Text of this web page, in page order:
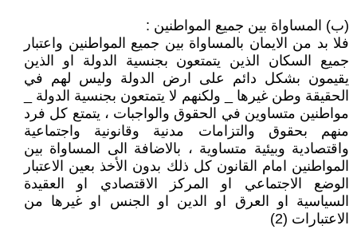
(ب) المساواة بين جميع المواطنين :
فلا بد من الايمان بالمساواة بين جميع المواطنين واعتبار
جميع السكان الذين يتمتعون بجنسية الدولة او الذين
يقيمون بشكل دائم على ارض الدولة وليس لهم في
الحقيقة وطن غيرها _ ولكنهم لا يتمتعون بجنسية الدولة _
مواطنين متساوين في الحقوق والواجبات ، يتمتع كل فرد
منهم بحقوق والتزامات مدنية وقانونية واجتماعية
واقتصادية وبيئية متساوية ، بالاضافة الى المساواة بين
المواطنين امام القانون كل ذلك بدون الأخذ بعين الاعتبار
الوضع الاجتماعي او المركز الاقتصادي او العقيدة
السياسية او العرق او الدين او الجنس او غيرها من
الاعتبارات (2)